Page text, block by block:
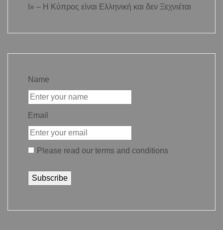
Ι» – Η Κύπρος είναι Ελληνική και δεν Ξεχνιέται
Name
Email
Please read our terms and conditions